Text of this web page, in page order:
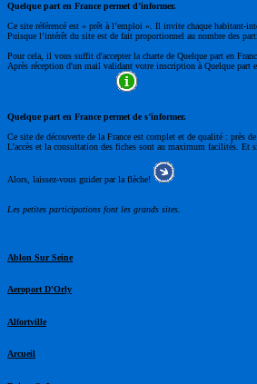
Quelque part en France permet d’informer.
Ce site référencé est « prêt à l’emploi ». Il invite chaque habitant-
Puisque l’intérêt du site est de fait proportionnel au nombre des
Pour cela, il vous suffit d'accepter la charte de Quelque part en
Après réception d'un mail validant votre inscription à Quelque part
Quelque part en France permet de s’informer.
Ce site de découverte de la France est complet et de qualité : près
L’accès et la consultation des fiches sont au maximum facilités. Et
Alors, laissez-vous guider par la flèche!
Les petites participations font les grands sites.
Ablon Sur Seine
Aeroport D'Orly
Alfortville
Arcueil